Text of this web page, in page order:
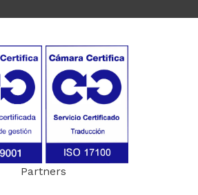
Partners